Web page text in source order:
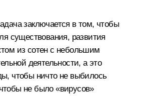
заключается в том, чтобы
существования, развития
из сотен с небольшим
деятельности, а это
чтобы ничто не выбилось
не было «вирусов»